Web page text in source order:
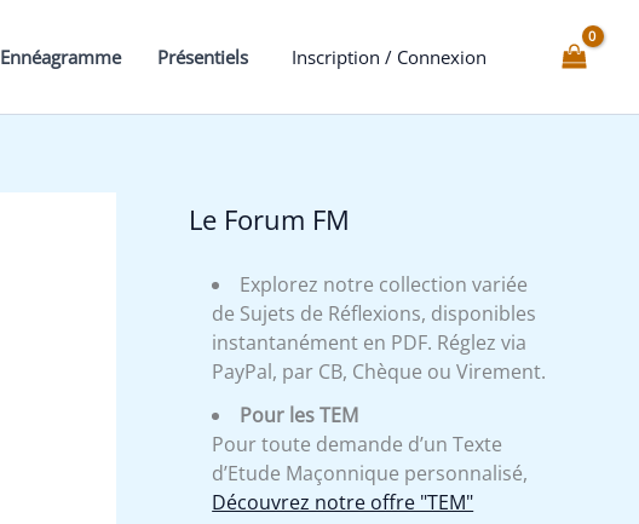
Ennéagramme Présentiels Inscription / Connexion
Le Forum FM
Explorez notre collection variée
de Sujets de Réflexions, disponibles
instantanément en PDF. Réglez via
PayPal, par CB, Chèque ou Virement.
Pour les TEM
Pour toute demande d’un Texte
d’Etude Maçonnique personnalisé,
Découvrez notre offre "TEM"